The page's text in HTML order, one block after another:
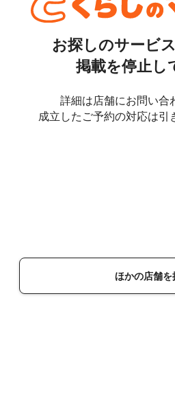
お探しのサービ
掲載を停止し
詳細は店舗にお問い合
成立したご予約の対応は引
ほかの店舗を